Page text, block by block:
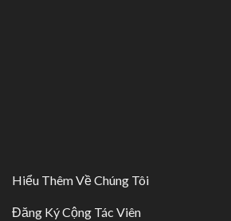
Hiểu Thêm Về Chúng Tôi
Đăng Ký Cộng Tác Viên